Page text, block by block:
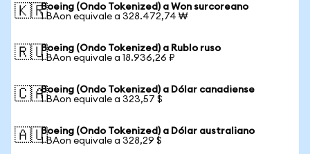
🇰🇷Boeing (Ondo Tokenized) a Won surcoreano
1 BAon equivale a 328.472,74 ₩
🇷🇺Boeing (Ondo Tokenized) a Rublo ruso
1 BAon equivale a 18.936,26 ₽
🇨🇦Boeing (Ondo Tokenized) a Dólar canadiense
1 BAon equivale a 323,57 $
🇦🇺Boeing (Ondo Tokenized) a Dólar australiano
1 BAon equivale a 328,29 $